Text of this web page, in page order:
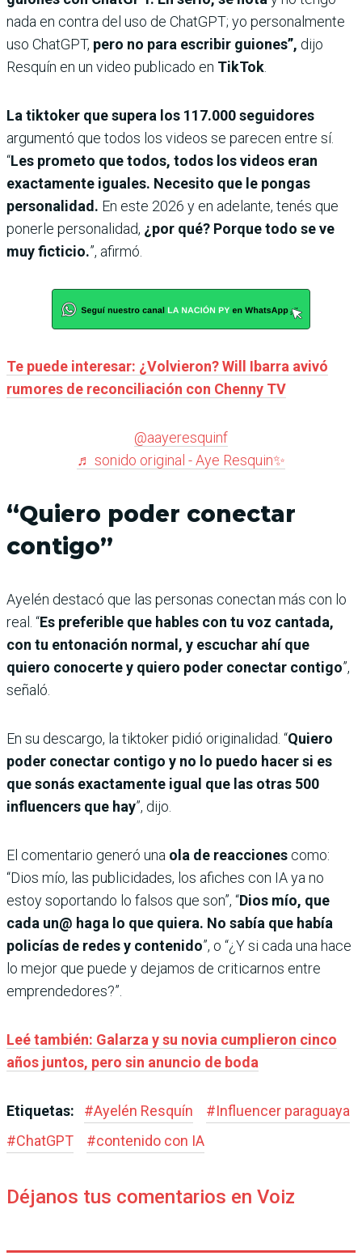
nada en contra del uso de ChatGPT; yo personalmente
uso ChatGPT, pero no para escribir guiones”, dijo
Resquín en un video publicado en TikTok.
La tiktoker que supera los 117.000 seguidores
argumentó que todos los videos se parecen entre sí.
“Les prometo que todos, todos los videos eran
exactamente iguales. Necesito que le pongas
personalidad. En este 2026 y en adelante, tenés que
ponerle personalidad, ¿por qué? Porque todo se ve
muy ficticio.”, afirmó.
Te puede interesar: ¿Volvieron? Will Ibarra avivó
rumores de reconciliación con Chenny TV
@aayeresquinf
♬ sonido original - Aye Resquin✨
“Quiero poder conectar
contigo”
Ayelén destacó que las personas conectan más con lo
real. “Es preferible que hables con tu voz cantada,
con tu entonación normal, y escuchar ahí que
quiero conocerte y quiero poder conectar contigo”,
señaló.
En su descargo, la tiktoker pidió originalidad. “Quiero
poder conectar contigo y no lo puedo hacer si es
que sonás exactamente igual que las otras 500
influencers que hay”, dijo.
El comentario generó una ola de reacciones como:
“Dios mío, las publicidades, los afiches con IA ya no
estoy soportando lo falsos que son”, “Dios mío, que
cada un@ haga lo que quiera. No sabía que había
policías de redes y contenido”, o “¿Y si cada una hace
lo mejor que puede y dejamos de criticarnos entre
emprendedores?”.
Leé también: Galarza y su novia cumplieron cinco
años juntos, pero sin anuncio de boda
Etiquetas: #Ayelén Resquín #Influencer paraguaya
#ChatGPT #contenido con IA
Déjanos tus comentarios en Voiz